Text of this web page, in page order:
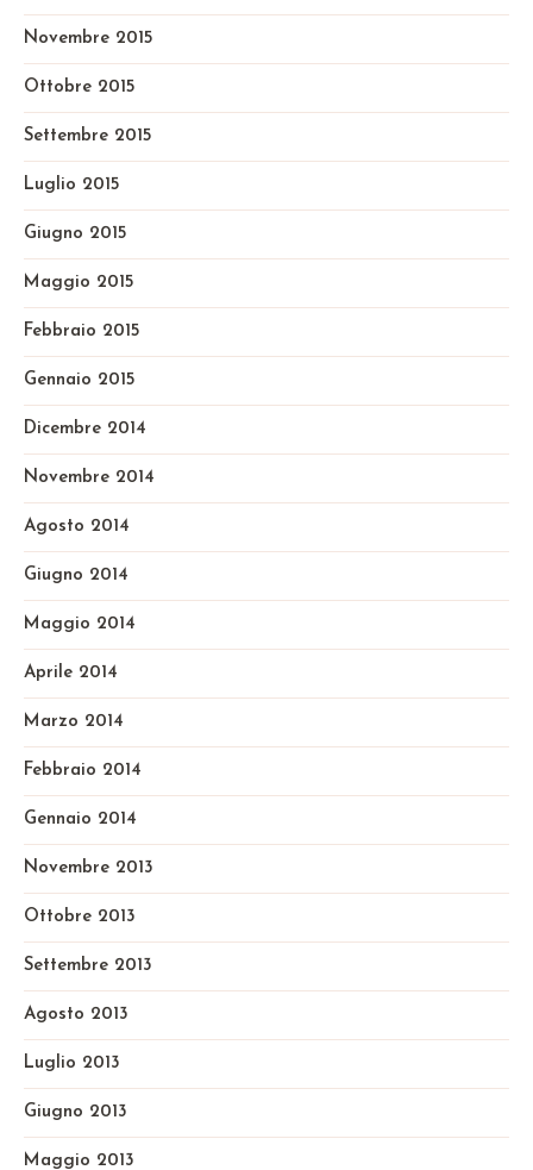
Novembre 2015
Ottobre 2015
Settembre 2015
Luglio 2015
Giugno 2015
Maggio 2015
Febbraio 2015
Gennaio 2015
Dicembre 2014
Novembre 2014
Agosto 2014
Giugno 2014
Maggio 2014
Aprile 2014
Marzo 2014
Febbraio 2014
Gennaio 2014
Novembre 2013
Ottobre 2013
Settembre 2013
Agosto 2013
Luglio 2013
Giugno 2013
Maggio 2013